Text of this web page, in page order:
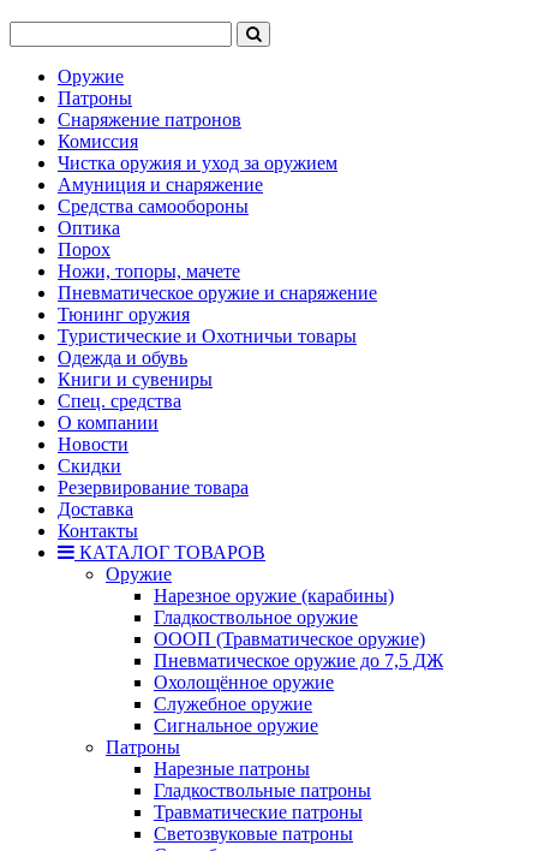
Оружие
Патроны
Снаряжение патронов
Комиссия
Чистка оружия и уход за оружием
Амуниция и снаряжение
Средства самообороны
Оптика
Порох
Ножи, топоры, мачете
Пневматическое оружие и снаряжение
Тюнинг оружия
Туристические и Охотничьи товары
Одежда и обувь
Книги и сувениры
Спец. средства
О компании
Новости
Скидки
Резервирование товара
Доставка
Контакты
КАТАЛОГ ТОВАРОВ
Оружие
Нарезное оружие (карабины)
Гладкоствольное оружие
ОООП (Травматическое оружие)
Пневматическое оружие до 7,5 ДЖ
Охолощённое оружие
Служебное оружие
Сигнальное оружие
Патроны
Нарезные патроны
Гладкоствольные патроны
Травматические патроны
Светозвуковые патроны